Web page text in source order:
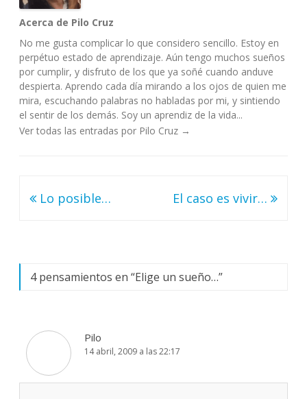
Acerca de Pilo Cruz
No me gusta complicar lo que considero sencillo. Estoy en
perpétuo estado de aprendizaje. Aún tengo muchos sueños
por cumplir, y disfruto de los que ya soñé cuando anduve
despierta. Aprendo cada día mirando a los ojos de quien me
mira, escuchando palabras no habladas por mi, y sintiendo
el sentir de los demás. Soy un aprendiz de la vida...
Ver todas las entradas por Pilo Cruz →
Navegación
Lo posible… El caso es vivir…
4 pensamientos en “Elige un sueño…”
Pilo
14 abril, 2009 a las 22:17